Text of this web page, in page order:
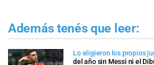
Además tenés que leer:
Lo eligieron los propios
del año sin Messi ni el